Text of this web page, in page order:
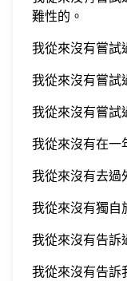
難性的。
我從來沒有嘗試
我從來沒有嘗試
我從來沒有嘗試
我從來沒有在一
我從來沒有去過
我從來沒有獨自
我從來沒有告訴
我從來沒有告訴